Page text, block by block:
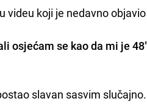
videu koji je nedavno
osjećam se kao da mi je 48"
slavan sasvim